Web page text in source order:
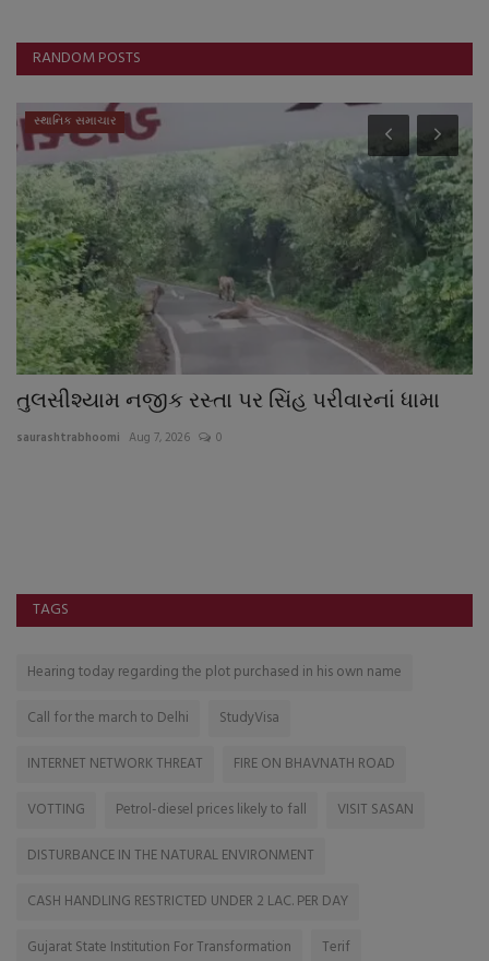
RANDOM POSTS
સ્થાનિક સમાચાર
તુલસીશ્યામ નજીક રસ્તા પર સિંહ પરીવારનાં ધામા
saurashtrabhoomi Aug 7, 2026 0
TAGS
Hearing today regarding the plot purchased in his own name
Call for the march to Delhi
StudyVisa
INTERNET NETWORK THREAT
FIRE ON BHAVNATH ROAD
VOTTING
Petrol-diesel prices likely to fall
VISIT SASAN
DISTURBANCE IN THE NATURAL ENVIRONMENT
CASH HANDLING RESTRICTED UNDER 2 LAC. PER DAY
Gujarat State Institution For Transformation
Terif